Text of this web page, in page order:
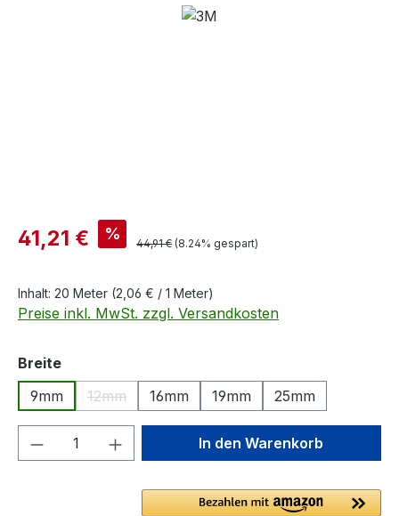
Bildergalerie überspringen
Verkaufspreis:
41,21 € % Regulärer Preis:
44,91 € (8.24% gespart)
Inhalt: 20 Meter (2,06 € / 1 Meter)
Preise inkl. MwSt. zzgl. Versandkosten
Breiteauswählen
9mm
12mm
(Diese Option ist zurzeit nicht verfügbar.)
16mm 19mm 25mm
Produkt Anzahl: Gib denIn den Warenkorb